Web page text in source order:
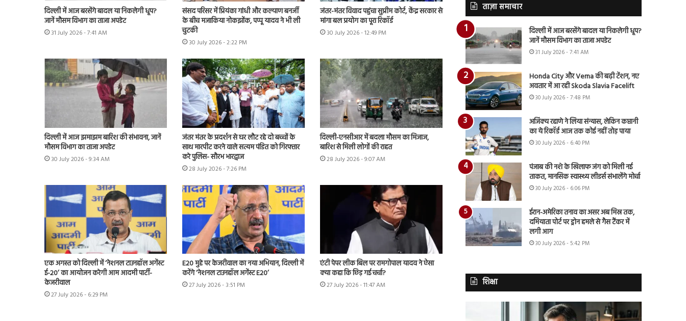
दिल्ली में आज बरसेंगे बादल या निकलेगी धूप?
जानें मौसम विभाग का ताजा अपडेट
31 July 2026 - 7:41 AM
संसद परिसर में प्रियंका गांधी और कल्याण बनर्जी
के बीच मजाकिया नोकझोंक, पप्पू यादव ने भी ली
चुटकी
30 July 2026 - 2:22 PM
जंतर-मंतर विवाद पहुंचा सुप्रीम कोर्ट, केंद्र सरकार से
मांगा बल प्रयोग का पूरा रिकॉर्ड
30 July 2026 - 12:49 PM
दिल्ली में आज झमाझम बारिश की संभावना, जानें
मौसम विभाग का ताजा अपडेट
30 July 2026 - 9:34 AM
जंतर मंतर के प्रदर्शन से घर लौट रहे दो बच्चों के
साथ मारपीट करने वाले सत्यम पंडित को गिरफ्तार
करे पुलिस- सौरभ भारद्वाज
28 July 2026 - 7:26 PM
दिल्ली-एनसीआर में बदला मौसम का मिजाज,
बारिश से मिली लोगों की राहत
28 July 2026 - 9:07 AM
एक अगस्त को दिल्ली में ‘नेशनल टाउनहॉल अगेंस्ट
ई-20’ का आयोजन करेगी आम आदमी पार्टी-
केजरीवाल
27 July 2026 - 6:29 PM
E20 मुद्दे पर केजरीवाल का नया अभियान, दिल्ली में
करेंगे ‘नेशनल टाउनहॉल अगेंस्ट E20’
27 July 2026 - 3:51 PM
एंटी पेपर लीक बिल पर रामगोपाल यादव ने ऐसा
क्या कहा कि छिड़ गई चर्चा?
27 July 2026 - 11:47 AM
ताज़ा समाचार
दिल्ली में आज बरसेंगे बादल या निकलेगी धूप?
जानें मौसम विभाग का ताजा अपडेट
31 July 2026 - 7:41 AM
Honda City और Verna की बढ़ी टेंशन, नए
अवतार में आ रही Skoda Slavia Facelift
30 July 2026 - 7:48 PM
अजिंक्य रहाणे ने लिया संन्यास, लेकिन कप्तानी
का ये रिकॉर्ड आज तक कोई नहीं तोड़ पाया
30 July 2026 - 6:40 PM
पंजाब की नशे के खिलाफ जंग को मिली नई
ताकत, मानसिक स्वास्थ्य लीडर्स संभालेंगे मोर्चा
30 July 2026 - 6:06 PM
ईरान-अमेरिका तनाव का असर अब मिस्र तक,
दमियाता पोर्ट पर ड्रोन हमले से गैस टैंकर में
लगी आग
30 July 2026 - 5:42 PM
शिक्षा